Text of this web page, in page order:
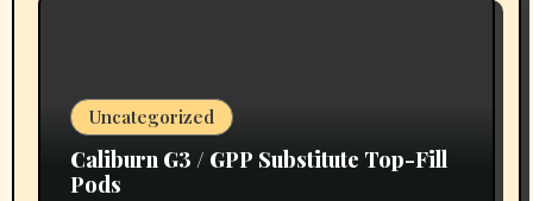
Uncategorized
Caliburn G3 / GPP Substitute Top-Fill
Pods